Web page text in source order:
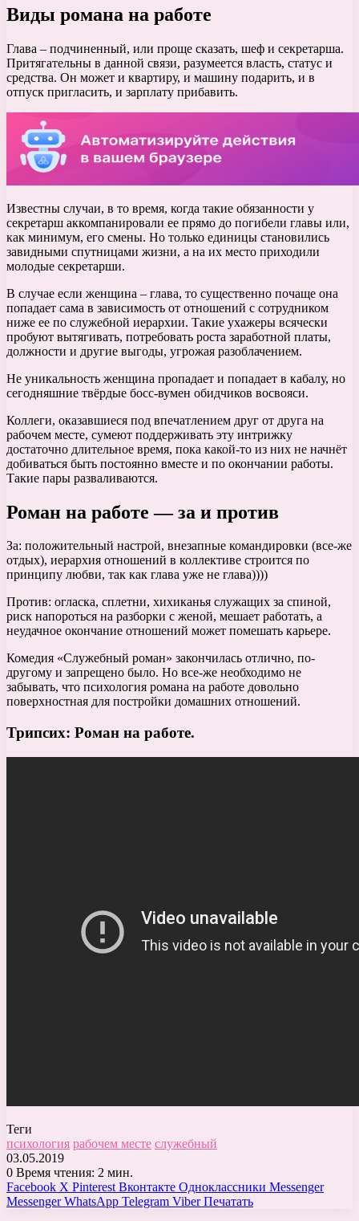
Виды романа на работе
Глава – подчиненный, или проще сказать, шеф и секретарша.
Притягательны в данной связи, разумеется власть, статус и
средства. Он может и квартиру, и машину подарить, и в
отпуск пригласить, и зарплату прибавить.
Известны случаи, в то время, когда такие обязанности у
секретарш аккомпанировали ее прямо до погибели главы или,
как минимум, его смены. Но только единицы становились
завидными спутницами жизни, а на их место приходили
молодые секретарши.
В случае если женщина – глава, то существенно почаще она
попадает сама в зависимость от отношений с сотрудником
ниже ее по служебной иерархии. Такие ухажеры всячески
пробуют вытягивать, потребовать роста заработной платы,
должности и другие выгоды, угрожая разоблачением.
Не уникальность женщина пропадает и попадает в кабалу, но
сегодняшние твёрдые босс-вумен обидчиков восвояси.
Коллеги, оказавшиеся под впечатлением друг от друга на
рабочем месте, сумеют поддерживать эту интрижку
достаточно длительное время, пока какой-то из них не начнёт
добиваться быть постоянно вместе и по окончании работы.
Такие пары разваливаются.
Роман на работе — за и против
За: положительный настрой, внезапные командировки (все-же
отдых), иерархия отношений в коллективе строится по
принципу любви, так как глава уже не глава))))
Против: огласка, сплетни, хихиканья служащих за спиной,
риск напороться на разборки с женой, мешает работать, а
неудачное окончание отношений может помешать карьере.
Комедия «Служебный роман» закончилась отлично, по-
другому и запрещено было. Но все-же необходимо не
забывать, что психология романа на работе довольно
поверхностная для постройки домашних отношений.
Трипсих: Роман на работе.
Теги
психология рабочем месте служебный
03.05.2019
0 Время чтения: 2 мин.
Facebook X Pinterest Вконтакте Одноклассники Messenger
Messenger WhatsApp Telegram Viber Печатать